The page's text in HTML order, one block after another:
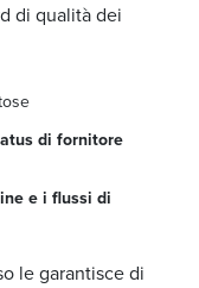
di qualità dei
di fornitore
e i flussi di
le garantisce di